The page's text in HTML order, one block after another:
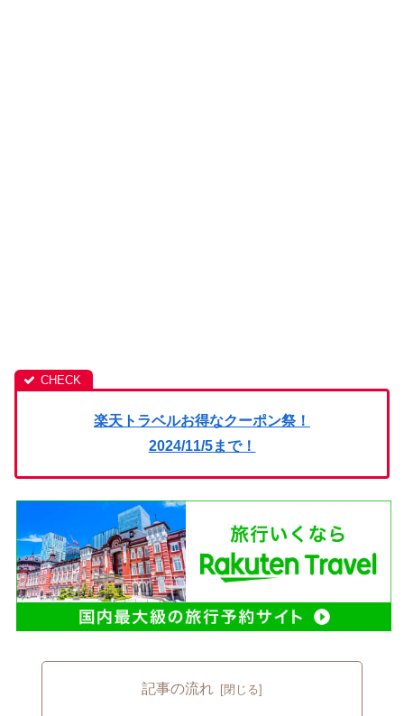
楽天トラベルお得なクーポン祭！
2024/11/5まで！
記事の流れ